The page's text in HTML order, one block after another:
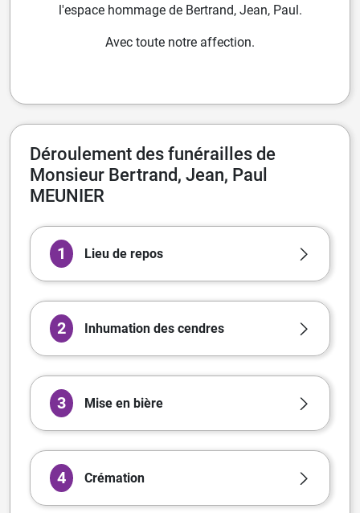
l'espace hommage de Bertrand, Jean, Paul.
Avec toute notre affection.
Déroulement des funérailles de
Monsieur Bertrand, Jean, Paul
MEUNIER
1 Lieu de repos
2 Inhumation des cendres
3 Mise en bière
4 Crémation